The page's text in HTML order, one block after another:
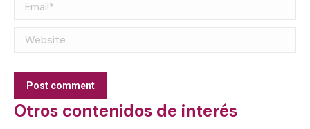
Website
Post comment
Otros contenidos de interés